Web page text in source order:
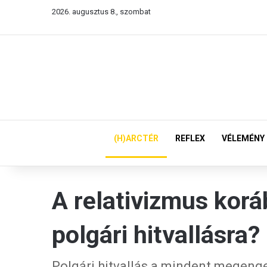
2026. augusztus 8., szombat
(H)ARCTÉR REFLEX VÉLEMÉNY
A relativizmus
polgári hitvallásra?